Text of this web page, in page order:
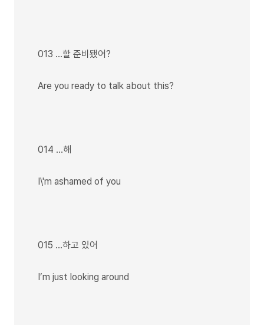
013 …할 준비됐어?
Are you ready to talk about this?
014 …해
I\'m ashamed of you
015 …하고 있어
I’m just looking around